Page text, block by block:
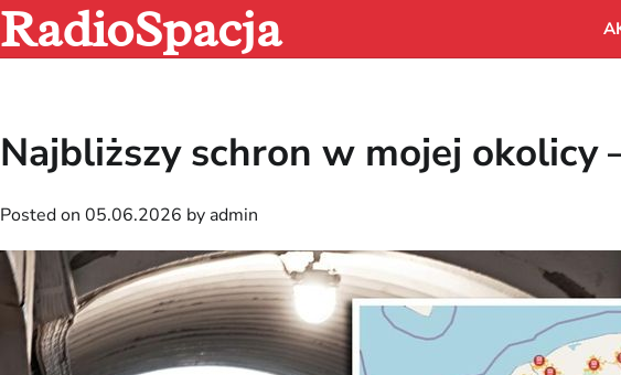
Skip
to
content
RadioSpacja
Najbliższy schron w mojej okolicy
Posted on 05.06.2026 by admin